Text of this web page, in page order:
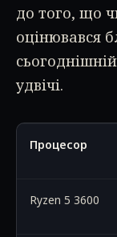
до того, що
оцінювався
удвічі.
Процесор
Ryzen 5 3600